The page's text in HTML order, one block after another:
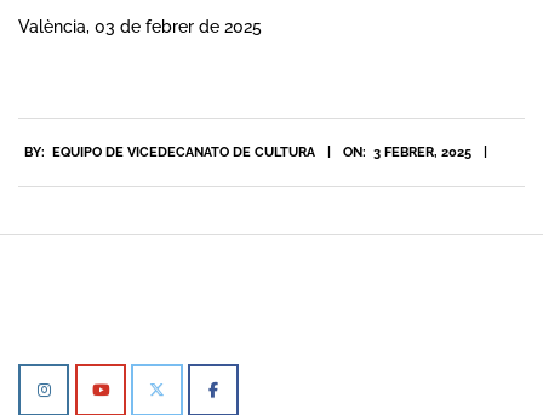
València, 03 de febrer de 2025
02-
03
BY: EQUIPO DE VICEDECANATO DE CULTURA ON: 3 FEBRER, 2025